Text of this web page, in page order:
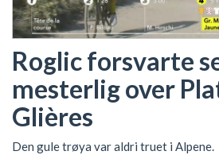
Roglic forsvarte
mesterlig over
Glières
Den gule trøya var aldri truet i Alpene.